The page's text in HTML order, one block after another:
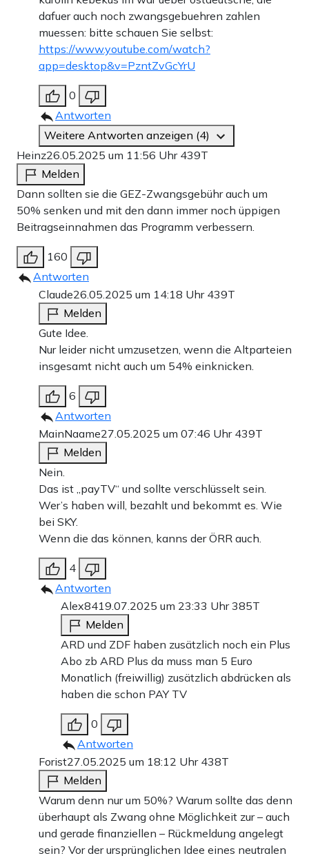
dafuer auch noch zwangsgebuehren zahlen
muessen: bitte schauen Sie selbst:
https://www.youtube.com/watch?
app=desktop&v=PzntZvGcYrU
0
Antworten
Weitere Antworten anzeigen (4)
Heinz26.05.2025 um 11:56 Uhr 439T
Melden
Dann sollten sie die GEZ-Zwangsgebühr auch um
50% senken und mit den dann immer noch üppigen
Beitragseinnahmen das Programm verbessern.
160
Antworten
Claude26.05.2025 um 14:18 Uhr 439T
Melden
Gute Idee.
Nur leider nicht umzusetzen, wenn die Altparteien
insgesamt nicht auch um 54% einknicken.
6
Antworten
MainNaame27.05.2025 um 07:46 Uhr 439T
Melden
Nein.
Das ist „payTV“ und sollte verschlüsselt sein.
Wer’s haben will, bezahlt und bekommt es. Wie
bei SKY.
Wenn die das können, kanns der ÖRR auch.
4
Antworten
Alex8419.07.2025 um 23:33 Uhr385T
Melden
ARD und ZDF haben zusätzlich noch ein Plus
Abo zb ARD Plus da muss man 5 Euro
Monatlich (freiwillig) zusätzlich abdrücken als
haben die schon PAY TV
0
Antworten
Forist27.05.2025 um 18:12 Uhr 438T
Melden
Warum denn nur um 50%? Warum sollte das denn
überhaupt als Zwang ohne Möglichkeit zur – auch
und gerade finanziellen – Rückmeldung angelegt
sein? Vor der ursprünglichen Idee eines neutralen